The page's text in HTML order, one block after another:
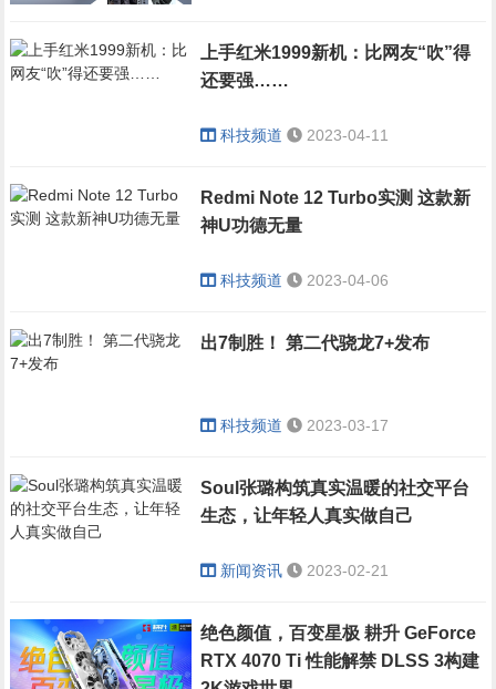
2K 100 FPS+ 的光追游
上手红米1999新机：比网友“吹”得
还要强……
科技频道 2023-04-11
Redmi Note 12 Turbo实测 这款新
神U功德无量
科技频道 2023-04-06
出7制胜！ 第二代骁龙7+发布
科技频道 2023-03-17
Soul张璐构筑真实温暖的社交平台
生态，让年轻人真实做自己
新闻资讯 2023-02-21
绝色颜值，百变星极 耕升 GeForce
RTX 4070 Ti 性能解禁 DLSS 3构建